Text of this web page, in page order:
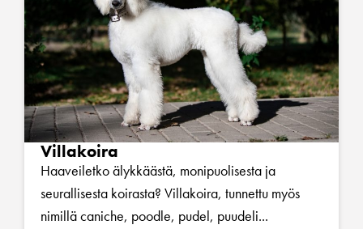
Villakoira
Haaveiletko älykkäästä, monipuolisesta ja
seurallisesta koirasta? Villakoira, tunnettu myös
nimillä caniche, poodle, pudel, puudeli...